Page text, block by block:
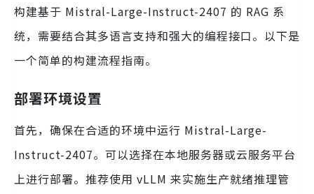
构建基于 Mistral-Large-Instruct-2407 的 RAG 系
统，需要结合其多语言支持和强大的编程接口。以下是
一个简单的构建流程指南。
部署环境设置
首先，确保在合适的环境中运行 Mistral-Large-
Instruct-2407。可以选择在本地服务器或云服务平台
上进行部署。推荐使用 vLLM 来实施生产就绪推理管